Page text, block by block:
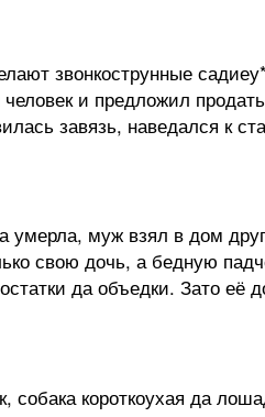
звонкострунные
и предложил
завязь, наведался к
муж взял в дом
свою дочь, а бедную
да объедки. Зато её
короткоухая да